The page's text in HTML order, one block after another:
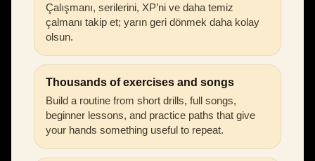
Çalışmanı, serilerini, XP’ni ve daha temiz
çalmanı takip et; yarın geri dönmek daha kolay
olsun.
Thousands of exercises and songs
Build a routine from short drills, full songs,
beginner lessons, and practice paths that give
your hands something useful to repeat.